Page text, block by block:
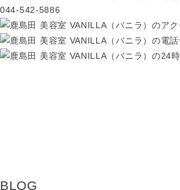
044-542-5886
BLOG